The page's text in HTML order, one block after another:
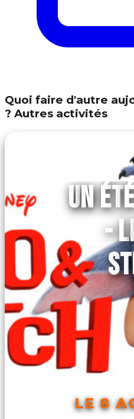
Quoi faire d'autre
? Autres activités
UN
-
LE 8